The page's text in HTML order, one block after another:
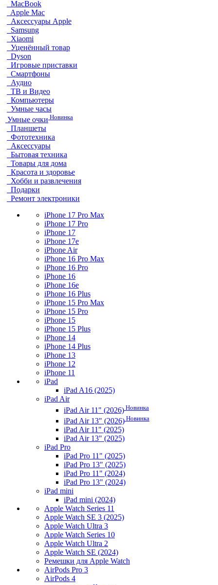
MacBook
Apple Mac
Аксессуары Apple
Samsung
Xiaomi
Уценённый товар
Dyson
Игровые приставки
Смартфоны
Аудио
ТВ и Видео
Компьютеры
Умные часы
Умные очки Новинка
Планшеты
Фототехника
Аксессуары
Бытовая техника
Товары для дома
Красота и здоровье
Хобби и развлечения
Подарки
Ремонт электроники
iPhone 17 Pro Max
iPhone 17 Pro
iPhone 17
iPhone 17e
iPhone Air
iPhone 16 Pro Max
iPhone 16 Pro
iPhone 16
iPhone 16e
iPhone 16 Plus
iPhone 15 Pro Max
iPhone 15 Pro
iPhone 15
iPhone 15 Plus
iPhone 14
iPhone 14 Plus
iPhone 13
iPhone 12
iPhone 11
iPad
iPad A16 (2025)
iPad Air
iPad Air 11" (2026) Новинка
iPad Air 13" (2026) Новинка
iPad Air 11" (2025)
iPad Air 13" (2025)
iPad Pro
iPad Pro 11" (2025)
iPad Pro 13" (2025)
iPad Pro 11" (2024)
iPad Pro 13" (2024)
iPad mini
iPad mini (2024)
Apple Watch Series 11
Apple Watch SE 3 (2025)
Apple Watch Ultra 3
Apple Watch Series 10
Apple Watch Ultra 2
Apple Watch SE (2024)
Ремешки для Apple Watch
AirPods Pro 3
AirPods 4